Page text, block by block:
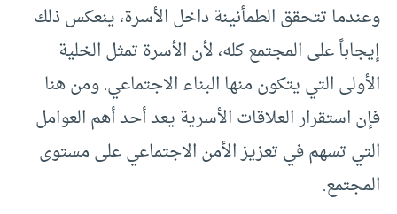
وعندما تتحقق الطمأنينة داخل الأسرة، ينعكس ذلك
إيجاباً على المجتمع كله، لأن الأسرة تمثل الخلية
الأولى التي يتكون منها البناء الاجتماعي. ومن هنا
فإن استقرار العلاقات الأسرية يعد أحد أهم العوامل
التي تسهم في تعزيز الأمن الاجتماعي على مستوى
المجتمع.